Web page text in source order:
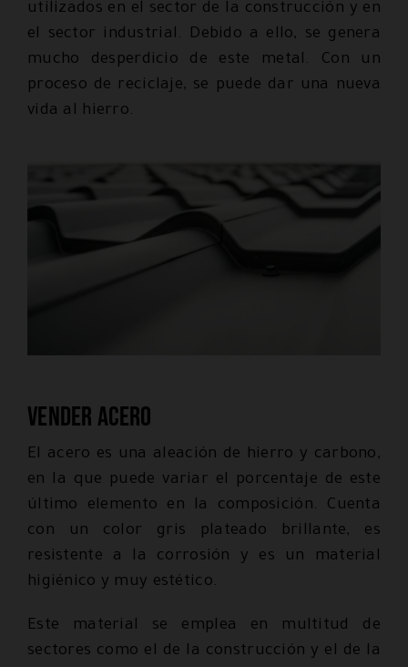
utilizados en el sector de la construcción y en
el sector industrial. Debido a ello, se genera
mucho desperdicio de este metal. Con un
proceso de reciclaje, se puede dar una nueva
vida al hierro.
Vender acero
El acero es una aleación de hierro y carbono,
en la que puede variar el porcentaje de este
último elemento en la composición. Cuenta
con un color gris plateado brillante, es
resistente a la corrosión y es un material
higiénico y muy estético.
Este material se emplea en multitud de
sectores como el de la construcción y el de la